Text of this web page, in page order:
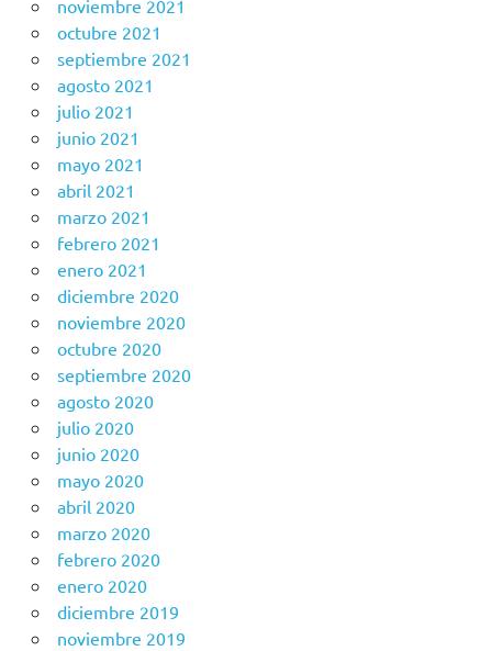
noviembre 2021
octubre 2021
septiembre 2021
agosto 2021
julio 2021
junio 2021
mayo 2021
abril 2021
marzo 2021
febrero 2021
enero 2021
diciembre 2020
noviembre 2020
octubre 2020
septiembre 2020
agosto 2020
julio 2020
junio 2020
mayo 2020
abril 2020
marzo 2020
febrero 2020
enero 2020
diciembre 2019
noviembre 2019